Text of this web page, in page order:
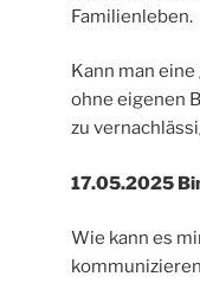
Familienleben.
Kann man
ohne eigenen
zu
17.05.2025
Wie kann es